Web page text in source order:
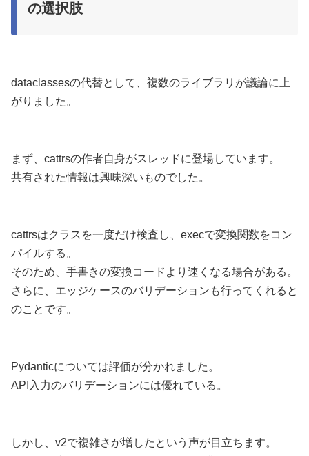
の選択肢
dataclassesの代替として、複数のライブラリが議論に上
がりました。
まず、cattrsの作者自身がスレッドに登場しています。
共有された情報は興味深いものでした。
cattrsはクラスを一度だけ検査し、execで変換関数をコン
パイルする。
そのため、手書きの変換コードより速くなる場合がある。
さらに、エッジケースのバリデーションも行ってくれると
のことです。
Pydanticについては評価が分かれました。
API入力のバリデーションには優れている。
しかし、v2で複雑さが増したという声が目立ちます。